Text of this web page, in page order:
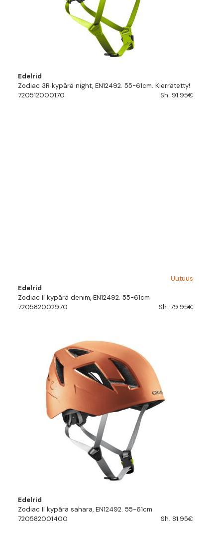
Edelrid
Zodiac 3R kypärä night, EN12492. 55-61cm. Kierrätetty!
720512000170
Sh. 91.95€
Uutuus
Edelrid
Zodiac II kypärä denim, EN12492. 55-61cm
720582002970
Sh. 79.95€
Edelrid
Zodiac II kypärä sahara, EN12492. 55-61cm
720582001400
Sh. 81.95€